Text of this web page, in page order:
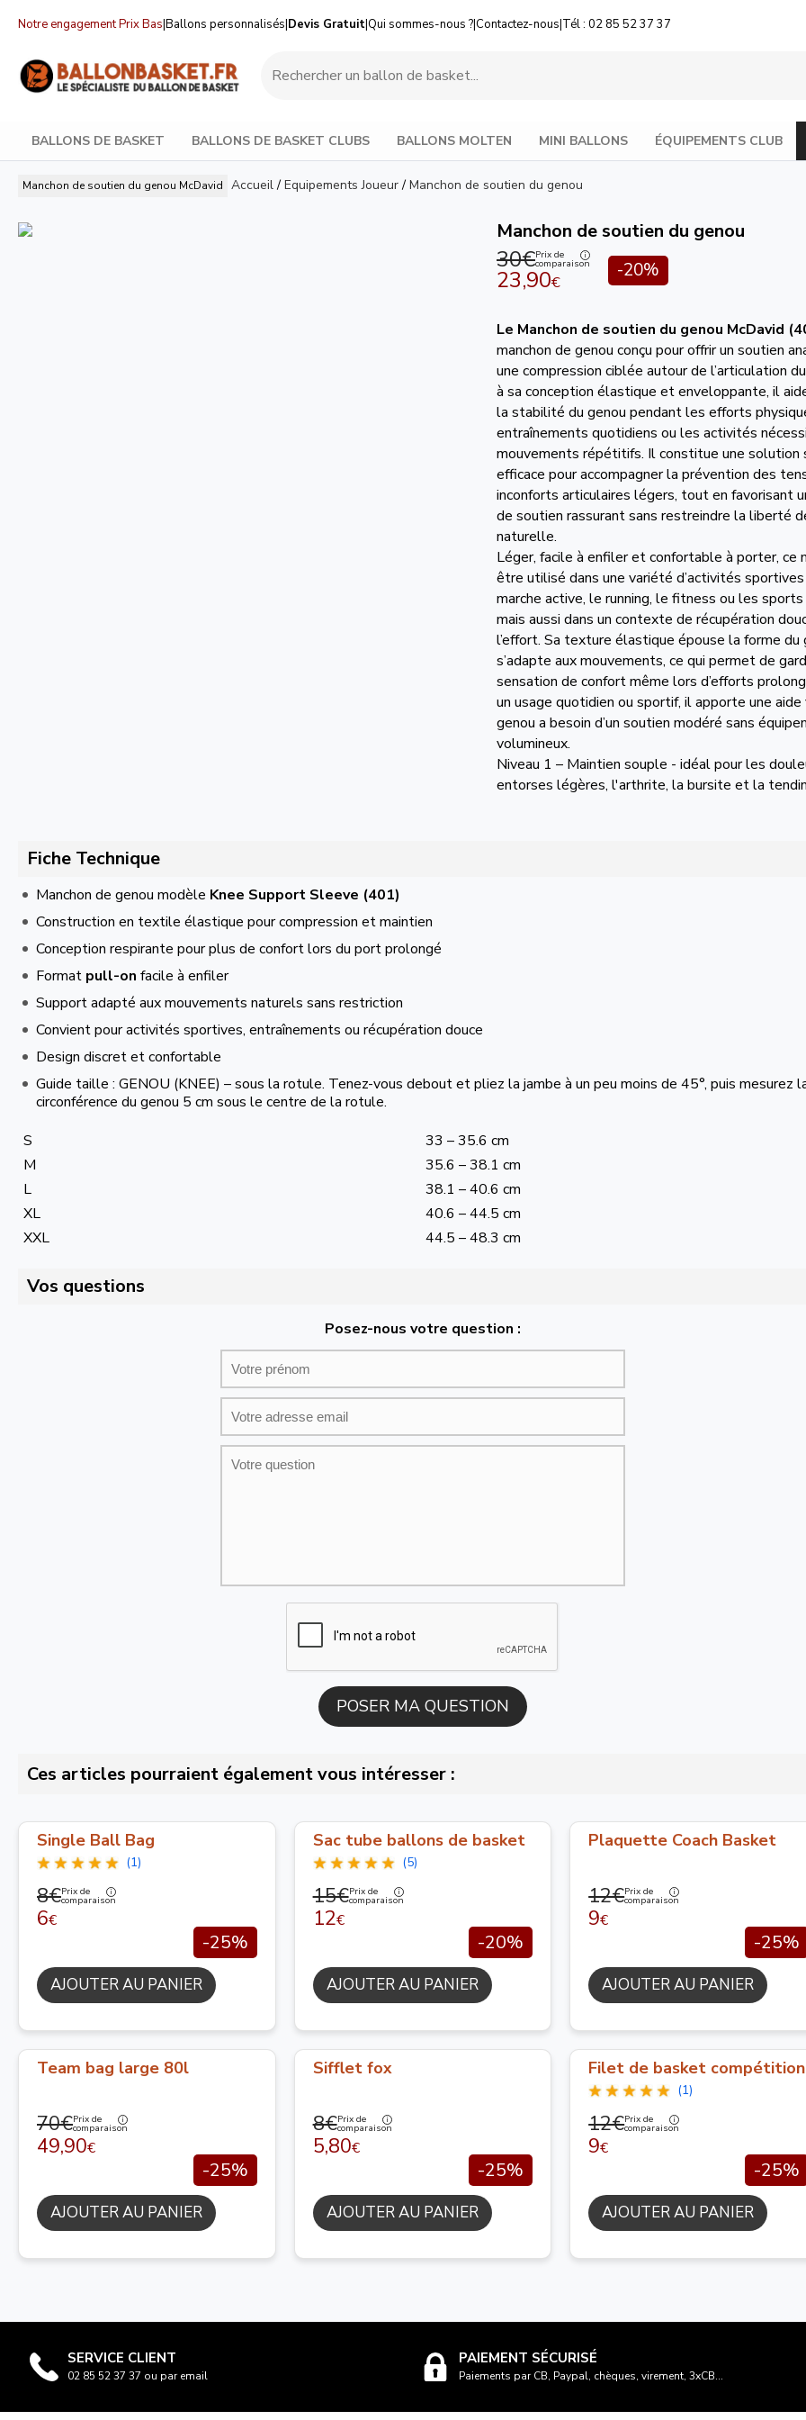
Notre engagement Prix Bas|Ballons personnalisés|Devis Gratuit|Qui sommes-nous ?|Contactez-nous|Tél : 02 85 52 37 37
BALLONS DE BASKET BALLONS DE BASKET CLUBS BALLONS MOLTEN MINI BALLONS ÉQUIPEMENTS CLUB
Manchon de soutien du genou McDavid Accueil / Equipements Joueur / Manchon de soutien du genou
Manchon de soutien du genou
30€Prix de
comparaison
23,90€ -20%
Le Manchon de soutien du genou McDavid
manchon de genou conçu pour offrir un soutien
une compression ciblée autour de l’articulation
à sa conception élastique et enveloppante, il
la stabilité du genou pendant les efforts
entraînements quotidiens ou les activités
mouvements répétitifs. Il constitue une solution
efficace pour accompagner la prévention des
inconforts articulaires légers, tout en favorisant
de soutien rassurant sans restreindre la liberté
naturelle.
Léger, facile à enfiler et confortable à porter, ce
être utilisé dans une variété d’activités
marche active, le running, le fitness ou les
mais aussi dans un contexte de récupération
l’effort. Sa texture élastique épouse la forme du
s’adapte aux mouvements, ce qui permet de
sensation de confort même lors d’efforts
un usage quotidien ou sportif, il apporte une
genou a besoin d’un soutien modéré sans
volumineux.
Niveau 1 – Maintien souple - idéal pour les
entorses légères, l'arthrite, la bursite et la
Fiche Technique
Manchon de genou modèle Knee Support Sleeve (401)
Construction en textile élastique pour compression et maintien
Conception respirante pour plus de confort lors du port prolongé
Format pull-on facile à enfiler
Support adapté aux mouvements naturels sans restriction
Convient pour activités sportives, entraînements ou récupération douce
Design discret et confortable
Guide taille : GENOU (KNEE) – sous la rotule. Tenez-vous debout et pliez la jambe à un peu moins de 45°, puis mesurez
circonférence du genou 5 cm sous le centre de la rotule.
S
33 – 35.6 cm
M
35.6 – 38.1 cm
L
38.1 – 40.6 cm
XL
40.6 – 44.5 cm
XXL
44.5 – 48.3 cm
Vos questions
Posez-nous votre question :
Ces articles pourraient également vous intéresser :
Single Ball Bag
(1)
8€Prix de
comparaison
6€
-25%
AJOUTER AU PANIER
Sac tube ballons de basket
(5)
15€Prix de
comparaison
12€
-20%
AJOUTER AU PANIER
Plaquette Coach Basket
12€Prix de
comparaison
9€
-25%
AJOUTER AU PANIER
Team bag large 80l
70€Prix de
comparaison
49,90€
-25%
AJOUTER AU PANIER
Sifflet fox
8€Prix de
comparaison
5,80€
-25%
AJOUTER AU PANIER
Filet de basket compétition
(1)
12€Prix de
comparaison
9€
-25%
AJOUTER AU PANIER
SERVICE CLIENT
02 85 52 37 37 ou par email
PAIEMENT SÉCURISÉ
Paiements par CB, Paypal, chèques, virement, 3xCB...